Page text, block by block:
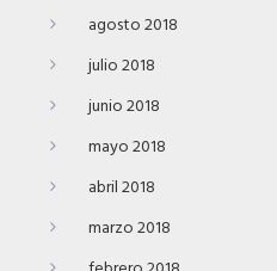
agosto 2018
julio 2018
junio 2018
mayo 2018
abril 2018
marzo 2018